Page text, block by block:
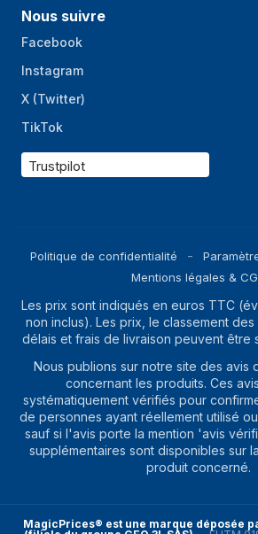
Nous suivre
Facebook
Instagram
X (Twitter)
TikTok
Trustpilot
Politique de confidentialité
Mentions légales &
Les prix sont indiqués en euros TTC
non inclus). Les prix, le classement
délais et frais de livraison peuvent être
Nous publions sur notre site des avis
concernant les produits. Ces
systématiquement vérifiés pour
de personnes ayant réellement utilisé
sauf si l'avis porte la mention 'avis
supplémentaires sont disponibles sur
produit concerné.
MagicPrices® est une marque déposée